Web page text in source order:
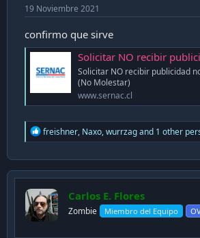
19 Noviembre 2021
confirmo que sirve
Solicitar NO recibir publicidad no deseada o spam
Solicitar NO recibir publicidad
(No Molestar)
www.sernac.cl
R
e
c
t
o
n
s
freishner, Naxo,wurrzagand 1 other
Carlos E. Flores
Zombie Miembro del Equipo